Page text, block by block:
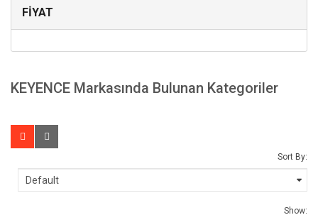
FİYAT
KEYENCE Markasında Bulunan Kategoriler
Sort By:
Show: